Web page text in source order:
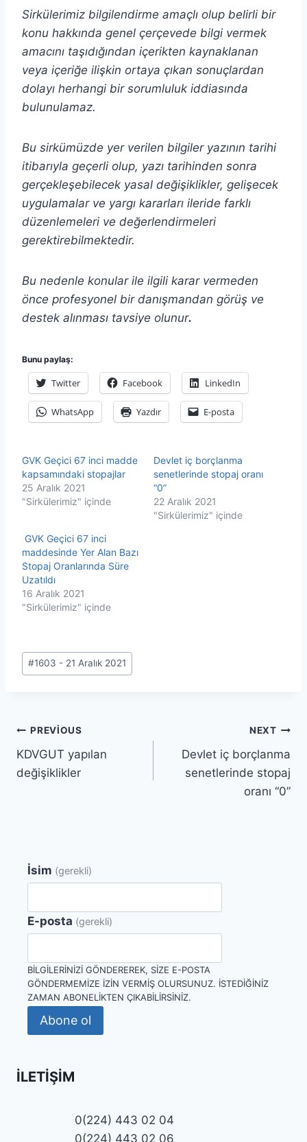
Sirkülerimiz bilgilendirme amaçlı olup belirli bir
konu hakkında genel çerçevede bilgi vermek
amacını taşıdığından içerikten kaynaklanan
veya içeriğe ilişkin ortaya çıkan sonuçlardan
dolayı herhangi bir sorumluluk iddiasında
bulunulamaz.
Bu sirkümüzde yer verilen bilgiler yazının tarihi
itibarıyla geçerli olup, yazı tarihinden sonra
gerçekleşebilecek yasal değişiklikler, gelişecek
uygulamalar ve yargı kararları ileride farklı
düzenlemeleri ve değerlendirmeleri
gerektirebilmektedir.
Bu nedenle konular ile ilgili karar vermeden
önce profesyonel bir danışmandan görüş ve
destek alınması tavsiye olunur.
Bunu paylaş:
Twitter Facebook LinkedIn
WhatsApp Yazdır E-posta
GVK Geçici 67 inci madde
kapsamındaki stopajlar
25 Aralık 2021
"Sirkülerimiz" içinde
Devlet iç borçlanma
senetlerinde stopaj oranı
“0”
22 Aralık 2021
"Sirkülerimiz" içinde
GVK Geçici 67 inci
maddesinde Yer Alan Bazı
Stopaj Oranlarında Süre
Uzatıldı
16 Aralık 2021
"Sirkülerimiz" içinde
Post
Tags:
#1603 - 21 Aralık 2021
Yazı
gezinmesi
PREVIOUS
KDVGUT yapılan
değişiklikler
NEXT
Devlet iç borçlanma
senetlerinde stopaj
oranı “0”
İsim (gerekli)
E-posta (gerekli)
BILGILERINIZI GÖNDEREREK, SIZE E-POSTA
GÖNDERMEMIZE IZIN VERMIŞ OLURSUNUZ. İSTEDIĞINIZ
ZAMAN ABONELIKTEN ÇIKABILIRSINIZ.
Abone ol
İLETIŞIM
0(224) 443 02 04
0(224) 443 02 06